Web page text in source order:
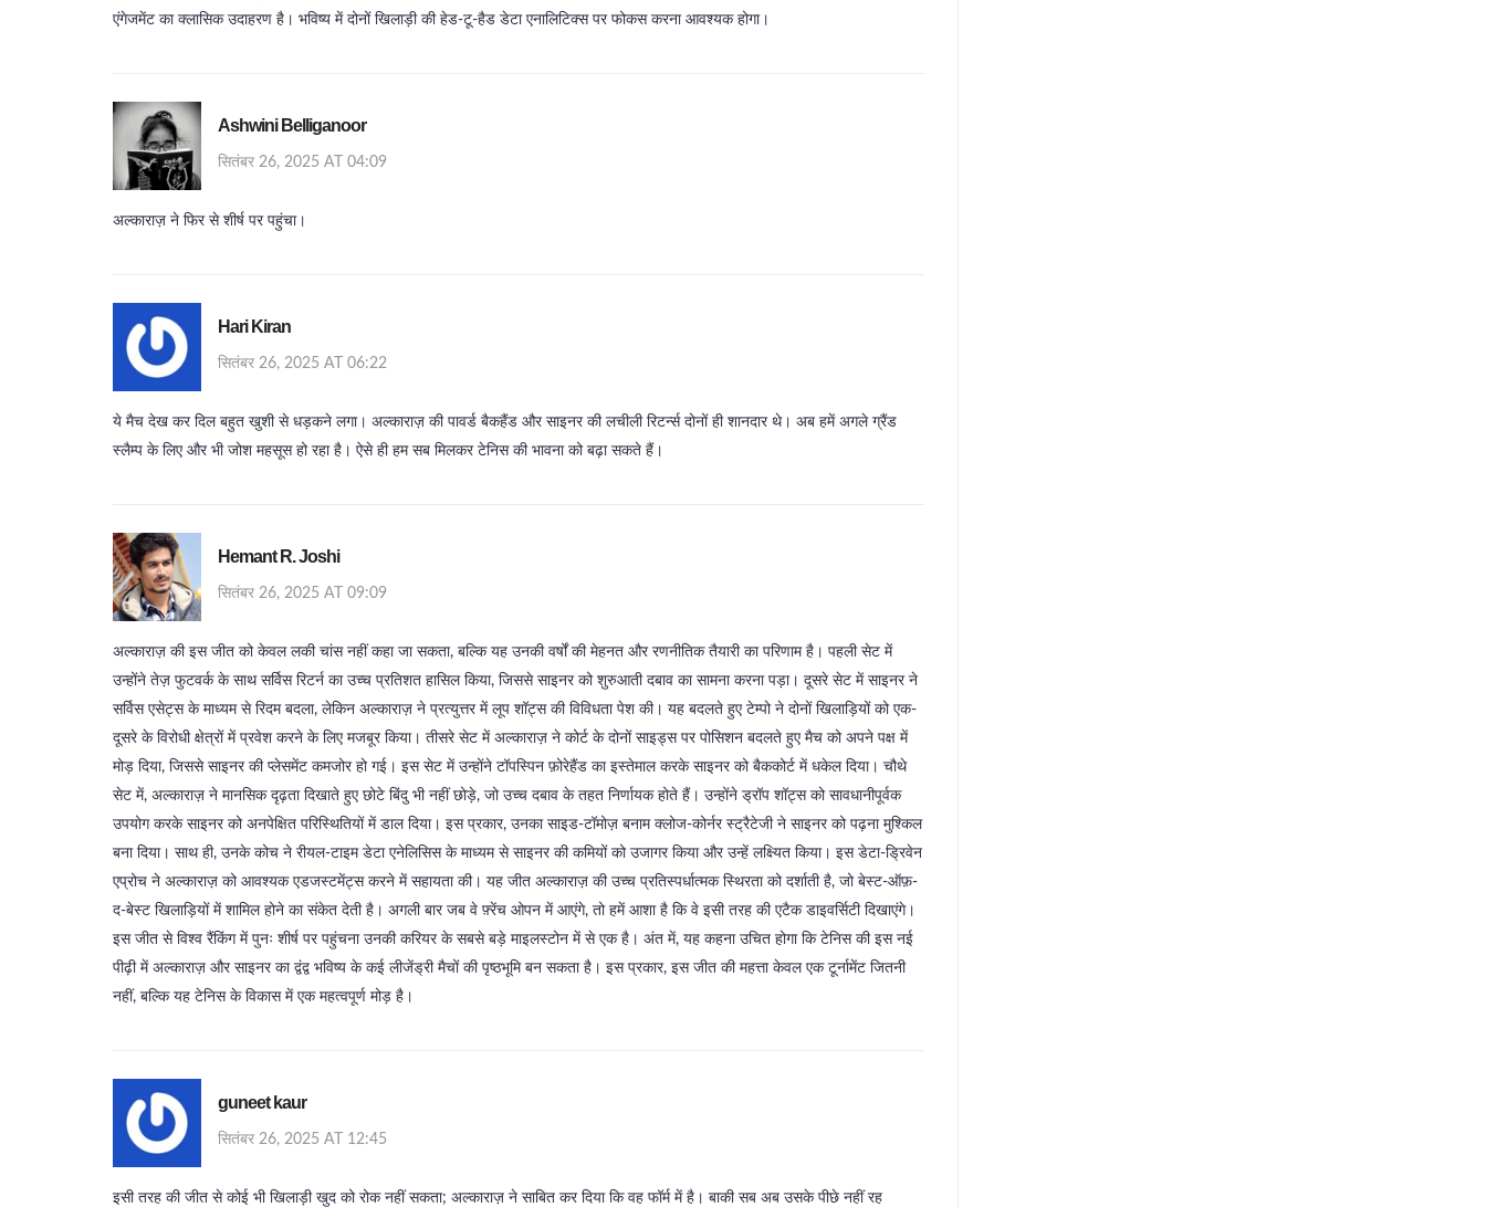
एंगेजमेंट का क्लासिक उदाहरण है। भविष्य में दोनों खिलाड़ी की हेड-टू-हैड डेटा एनालिटिक्स पर फोकस करना आवश्यक होगा।
Ashwini Belliganoor
सितंबर 26, 2025 AT 04:09
अल्काराज़ ने फिर से शीर्ष पर पहुंचा।
Hari Kiran
सितंबर 26, 2025 AT 06:22
ये मैच देख कर दिल बहुत खुशी से धड़कने लगा। अल्काराज़ की पावर्ड बैकहैंड और साइनर की लचीली रिटर्न्स दोनों ही शानदार थे। अब हमें अगले ग्रैंड
स्लैम्प के लिए और भी जोश महसूस हो रहा है। ऐसे ही हम सब मिलकर टेनिस की भावना को बढ़ा सकते हैं।
Hemant R. Joshi
सितंबर 26, 2025 AT 09:09
अल्काराज़ की इस जीत को केवल लकी चांस नहीं कहा जा सकता, बल्कि यह उनकी वर्षों की मेहनत और रणनीतिक तैयारी का परिणाम है। पहली सेट में
उन्होंने तेज़ फुटवर्क के साथ सर्विस रिटर्न का उच्च प्रतिशत हासिल किया, जिससे साइनर को शुरुआती दबाव का सामना करना पड़ा। दूसरे सेट में साइनर ने
सर्विस एसेट्स के माध्यम से रिदम बदला, लेकिन अल्काराज़ ने प्रत्युत्तर में लूप शॉट्स की विविधता पेश की। यह बदलते हुए टेम्पो ने दोनों खिलाड़ियों को एक-
दूसरे के विरोधी क्षेत्रों में प्रवेश करने के लिए मजबूर किया। तीसरे सेट में अल्काराज़ ने कोर्ट के दोनों साइड्स पर पोसिशन बदलते हुए मैच को अपने पक्ष में
मोड़ दिया, जिससे साइनर की प्लेसमेंट कमजोर हो गई। इस सेट में उन्होंने टॉपस्पिन फ़ोरेहैंड का इस्तेमाल करके साइनर को बैककोर्ट में धकेल दिया। चौथे
सेट में, अल्काराज़ ने मानसिक दृढ़ता दिखाते हुए छोटे बिंदु भी नहीं छोड़े, जो उच्च दबाव के तहत निर्णायक होते हैं। उन्होंने ड्रॉप शॉट्स को सावधानीपूर्वक
उपयोग करके साइनर को अनपेक्षित परिस्थितियों में डाल दिया। इस प्रकार, उनका साइड-टॉमोज़ बनाम क्लोज-कोर्नर स्ट्रैटेजी ने साइनर को पढ़ना मुश्किल
बना दिया। साथ ही, उनके कोच ने रीयल-टाइम डेटा एनेलिसिस के माध्यम से साइनर की कमियों को उजागर किया और उन्हें लक्ष्यित किया। इस डेटा-ड्रिवेन
एप्रोच ने अल्काराज़ को आवश्यक एडजस्टमेंट्स करने में सहायता की। यह जीत अल्काराज़ की उच्च प्रतिस्पर्धात्मक स्थिरता को दर्शाती है, जो बेस्ट-ऑफ़-
द-बेस्ट खिलाड़ियों में शामिल होने का संकेत देती है। अगली बार जब वे फ़्रेंच ओपन में आएंगे, तो हमें आशा है कि वे इसी तरह की एटैक डाइवर्सिटी दिखाएंगे।
इस जीत से विश्व रैंकिंग में पुनः शीर्ष पर पहुंचना उनकी करियर के सबसे बड़े माइलस्टोन में से एक है। अंत में, यह कहना उचित होगा कि टेनिस की इस नई
पीढ़ी में अल्काराज़ और साइनर का द्वंद्व भविष्य के कई लीजेंड्री मैचों की पृष्ठभूमि बन सकता है। इस प्रकार, इस जीत की महत्ता केवल एक टूर्नामेंट जितनी
नहीं, बल्कि यह टेनिस के विकास में एक महत्वपूर्ण मोड़ है।
guneet kaur
सितंबर 26, 2025 AT 12:45
इसी तरह की जीत से कोई भी खिलाड़ी खुद को रोक नहीं सकता; अल्काराज़ ने साबित कर दिया कि वह फॉर्म में है। बाकी सब अब उसके पीछे नहीं रह